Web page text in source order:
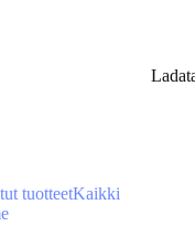
tuotteetKaikki